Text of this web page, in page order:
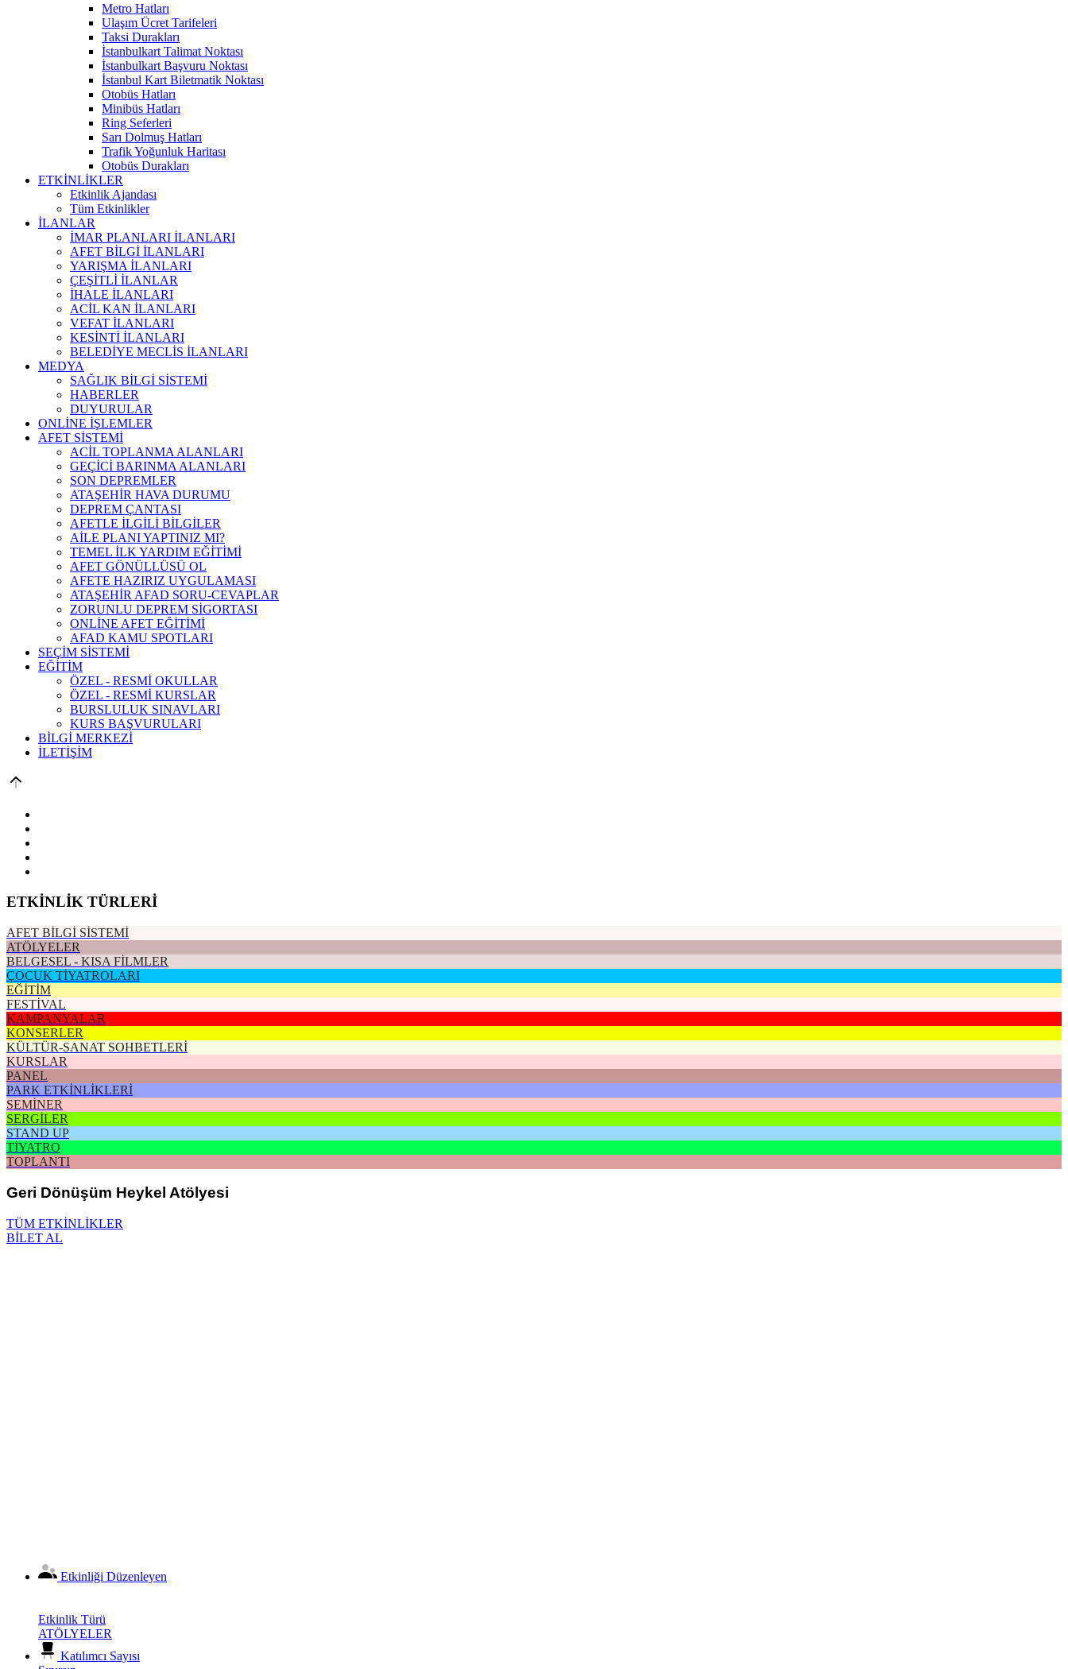
Metro Hatları
Ulaşım Ücret Tarifeleri
Taksi Durakları
İstanbulkart Talimat Noktası
İstanbulkart Başvuru Noktası
İstanbul Kart Biletmatik Noktası
Otobüs Hatları
Minibüs Hatları
Ring Seferleri
Sarı Dolmuş Hatları
Trafik Yoğunluk Haritası
Otobüs Durakları
ETKİNLİKLER
Etkinlik Ajandası
Tüm Etkinlikler
İLANLAR
İMAR PLANLARI İLANLARI
AFET BİLGİ İLANLARI
YARIŞMA İLANLARI
ÇEŞİTLİ İLANLAR
İHALE İLANLARI
ACİL KAN İLANLARI
VEFAT İLANLARI
KESİNTİ İLANLARI
BELEDİYE MECLİS İLANLARI
MEDYA
SAĞLIK BİLGİ SİSTEMİ
HABERLER
DUYURULAR
ONLİNE İŞLEMLER
AFET SİSTEMİ
ACİL TOPLANMA ALANLARI
GEÇİCİ BARINMA ALANLARI
SON DEPREMLER
ATAŞEHİR HAVA DURUMU
DEPREM ÇANTASI
AFETLE İLGİLİ BİLGİLER
AİLE PLANI YAPTINIZ MI?
TEMEL İLK YARDIM EĞİTİMİ
AFET GÖNÜLLÜSÜ OL
AFETE HAZIRIZ UYGULAMASI
ATAŞEHİR AFAD SORU-CEVAPLAR
ZORUNLU DEPREM SİGORTASI
ONLİNE AFET EĞİTİMİ
AFAD KAMU SPOTLARI
SEÇİM SİSTEMİ
EĞİTİM
ÖZEL - RESMİ OKULLAR
ÖZEL - RESMİ KURSLAR
BURSLULUK SINAVLARI
KURS BAŞVURULARI
BİLGİ MERKEZİ
İLETİŞİM
ETKİNLİK TÜRLERİ
AFET BİLGİ SİSTEMİ
ATÖLYELER
BELGESEL - KISA FİLMLER
ÇOCUK TİYATROLARI
EĞİTİM
FESTİVAL
KAMPANYALAR
KONSERLER
KÜLTÜR-SANAT SOHBETLERİ
KURSLAR
PANEL
PARK ETKİNLİKLERİ
SEMİNER
SERGİLER
STAND UP
TİYATRO
TOPLANTI
Geri Dönüşüm Heykel Atölyesi
TÜM ETKİNLİKLER
BİLET AL
Etkinliği Düzenleyen
Etkinlik Türü
ATÖLYELER
Katılımcı Sayısı